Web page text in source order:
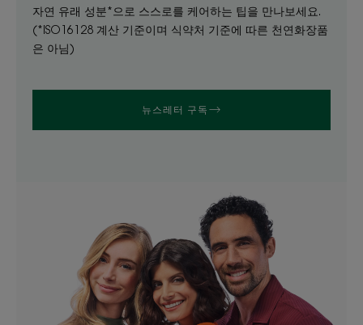
자연 유래 성분*으로 스스로를 케어하는 팁을 만나보세요.
(*ISO16128 계산 기준이며 식약처 기준에 따른 천연화장품
은 아님)
뉴스레터 구독